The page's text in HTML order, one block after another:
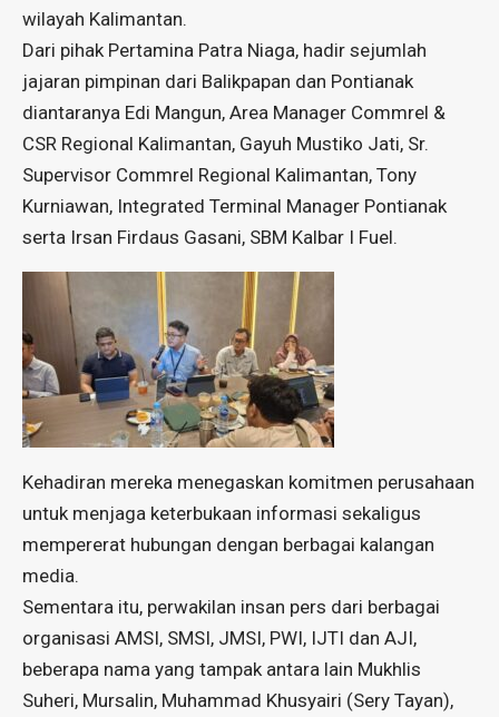
wilayah Kalimantan.
Dari pihak Pertamina Patra Niaga, hadir sejumlah
jajaran pimpinan dari Balikpapan dan Pontianak
diantaranya Edi Mangun, Area Manager Commrel &
CSR Regional Kalimantan, Gayuh Mustiko Jati, Sr.
Supervisor Commrel Regional Kalimantan, Tony
Kurniawan, Integrated Terminal Manager Pontianak
serta Irsan Firdaus Gasani, SBM Kalbar I Fuel.
Kehadiran mereka menegaskan komitmen perusahaan
untuk menjaga keterbukaan informasi sekaligus
mempererat hubungan dengan berbagai kalangan
media.
Sementara itu, perwakilan insan pers dari berbagai
organisasi AMSI, SMSI, JMSI, PWI, IJTI dan AJI,
beberapa nama yang tampak antara lain Mukhlis
Suheri, Mursalin, Muhammad Khusyairi (Sery Tayan),